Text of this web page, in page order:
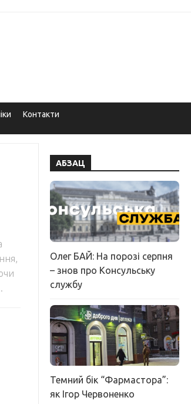
Контакти
АБЗАЦ
Олег БАЙ: На порозі серпня
– знов про Консульську
службу
Темний бік “Фармастора”:
як Ігор Червоненко